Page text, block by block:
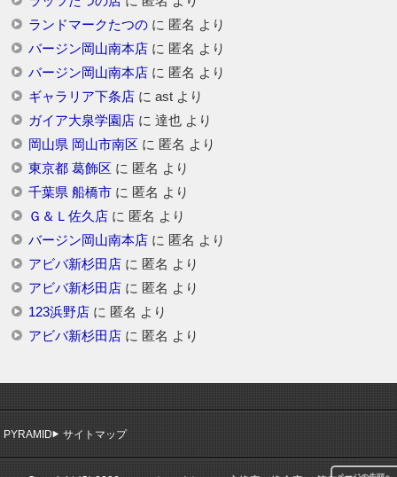
ランドマークたつのに 匿名 より
バージン岡山南本店に 匿名 より
バージン岡山南本店に 匿名 より
ギャラリア下条店に astより
ガイア大泉学園店に 達也より
岡山県 岡山市南区 に 匿名 より
東京都 葛飾区 に 匿名 より
千葉県 船橋市に 匿名 より
Ｇ＆Ｌ佐久店に 匿名 より
バージン岡山南本店に 匿名 より
アビバ新杉田店に 匿名 より
アビバ新杉田店に 匿名 より
123浜野店に 匿名 より
アビバ新杉田店に 匿名 より
PYRAMID サイトマップ